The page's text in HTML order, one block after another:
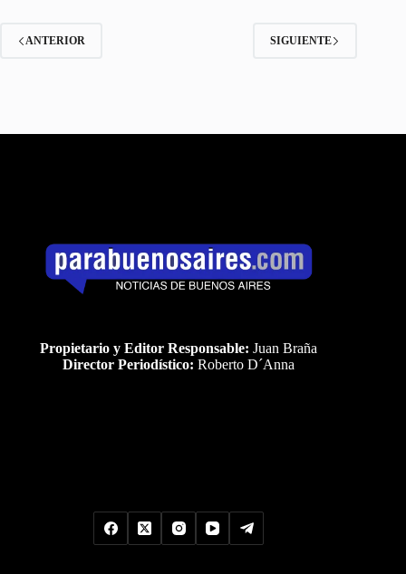
ANTERIOR SIGUIENTE
Propietario y Editor Responsable: Juan Braña
Director Periodístico: Roberto D´Anna